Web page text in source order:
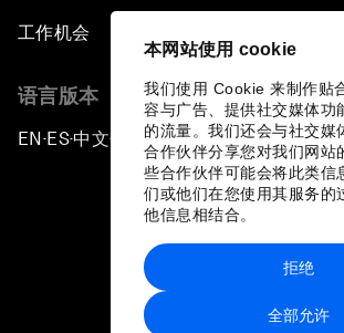
本网站使用 cookie
我们使用 Cookie 来制作贴
容与广告、提供社交媒体功
的流量。我们还会与社交媒
合作伙伴分享您对我们网站
些合作伙伴可能会将此类信
们或他们在您使用其服务的
他信息相结合。
全部允许
拒绝
工作机会
语言版本
EN ▪ES▪中文▪ 日本語
站点地图